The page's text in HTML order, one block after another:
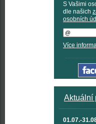
S Vašimi
dle našich
osobních
Více
Aktuální
01.07.-